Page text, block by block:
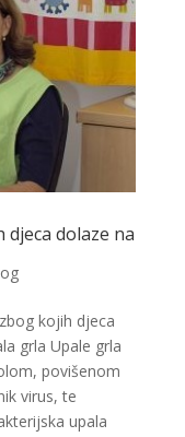
dolaze na
kojih djeca
grla Upale grla
povišenom
virus, te
upala